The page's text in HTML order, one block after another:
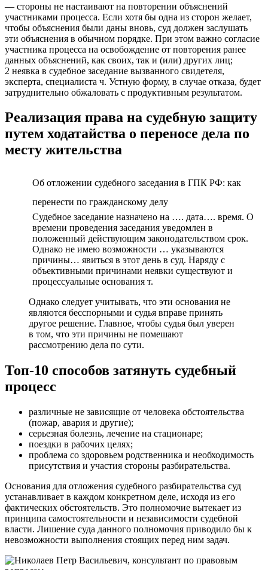
— стороны не настаивают на повторении объяснений
участниками процесса. Если хотя бы одна из сторон желает,
чтобы объяснения были даны вновь, суд должен заслушать
эти объяснения в обычном порядке. При этом важно согласие
участника процесса на освобождение от повторения ранее
данных объяснений, как своих, так и (или) других лиц;
2 неявка в судебное заседание вызванного свидетеля,
эксперта, специалиста ч. Устную форму, в случае отказа, будет
затруднительно обжаловать с продуктивным результатом.
Реализация права на судебную защиту
путем ходатайства о переносе дела по
месту жительства
Об отложении судебного заседания в ГПК РФ: как
перенести по гражданскому делу
Судебное заседание назначено на …. дата…. время. О
времени проведения заседания уведомлен в
положенный действующим законодательством срок.
Однако не имею возможности … указываются
причины… явиться в этот день в суд. Наряду с
объективными причинами неявки существуют и
процессуальные основания т.
Однако следует учитывать, что эти основания не
являются бесспорными и судья вправе принять
другое решение. Главное, чтобы судья был уверен
в том, что эти причины не помешают
рассмотрению дела по сути.
Топ-10 способов затянуть судебный
процесс
различные не зависящие от человека обстоятельства
(пожар, авария и другие);
серьезная болезнь, лечение на стационаре;
поездки в рабочих целях;
проблема со здоровьем родственника и необходимость
присутствия и участия стороны разбирательства.
Основания для отложения судебного разбирательства суд
устанавливает в каждом конкретном деле, исходя из его
фактических обстоятельств. Это полномочие вытекает из
принципа самостоятельности и независимости судебной
власти. Лишение суда данного полномочия приводило бы к
невозможности выполнения стоящих перед ним задач.